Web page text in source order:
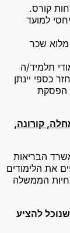
קורס.
למועד
מלוא שכר
תלמיד/ה
כספי יינתן
הפסקת
קורונה,
הבריאות
את הלימודים
הממשלה
להציע